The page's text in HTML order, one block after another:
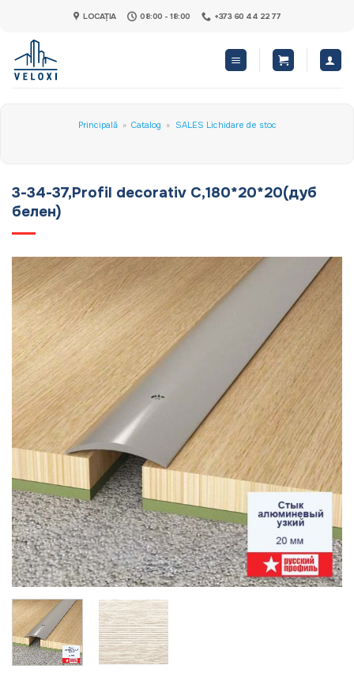
content
LOCAȚIA 08:00 - 18:00 +373 60 44 22 77
Principală » Catalog » SALES Lichidare de stoc
3-34-37,Profil decorativ C,180*20*20(дуб
белен)